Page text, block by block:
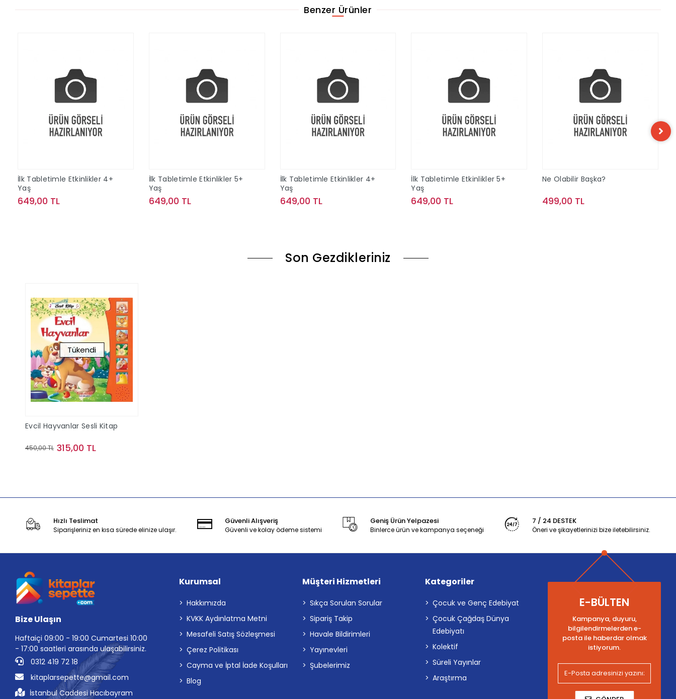
Benzer Ürünler
İlk Tabletimle Etkinlikler 4+
Yaş
649,00 TL
İlk Tabletimle Etkinlikler 5+
Yaş
649,00 TL
İlk Tabletimle Etkinlikler 4+
Yaş
649,00 TL
İlk Tabletimle Etkinlikler 5+
Yaş
649,00 TL
Ne Olabilir Başka?
499,00 TL
Son Gezdikleriniz
Tükendi
Evcil Hayvanlar Sesli Kitap
450,00 TL 315,00 TL
Hızlı Teslimat
Siparişleriniz en kısa sürede elinize ulaşır.
Güvenli Alışveriş
Güvenli ve kolay ödeme sistemi
Geniş Ürün Yelpazesi
Binlerce ürün ve kampanya seçeneği
7 / 24 DESTEK
Öneri ve şikayetlerinizi bize iletebilirsiniz.
Bize Ulaşın
Haftaiçi 09:00 - 19:00 Cumartesi 10:00
- 17:00 saatleri arasında ulaşabilirsiniz.
0312 419 72 18
kitaplarsepette@gmail.com
İstanbul Caddesi Hacıbayram
Kurumsal
Hakkımızda
KVKK Aydınlatma Metni
Mesafeli Satış Sözleşmesi
Çerez Politikası
Cayma ve İptal İade Koşulları
Blog
Müşteri Hizmetleri
Sıkça Sorulan Sorular
Sipariş Takip
Havale Bildirimleri
Yayınevleri
Şubelerimiz
Kategoriler
Çocuk ve Genç Edebiyat
Çocuk Çağdaş Dünya
Edebiyatı
Kolektif
Süreli Yayınlar
Araştırma
E-BÜLTEN
Kampanya, duyuru,
bilgilendirmelerden e-
posta ile haberdar olmak
istiyorum.